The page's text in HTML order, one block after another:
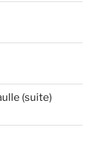
(suite)